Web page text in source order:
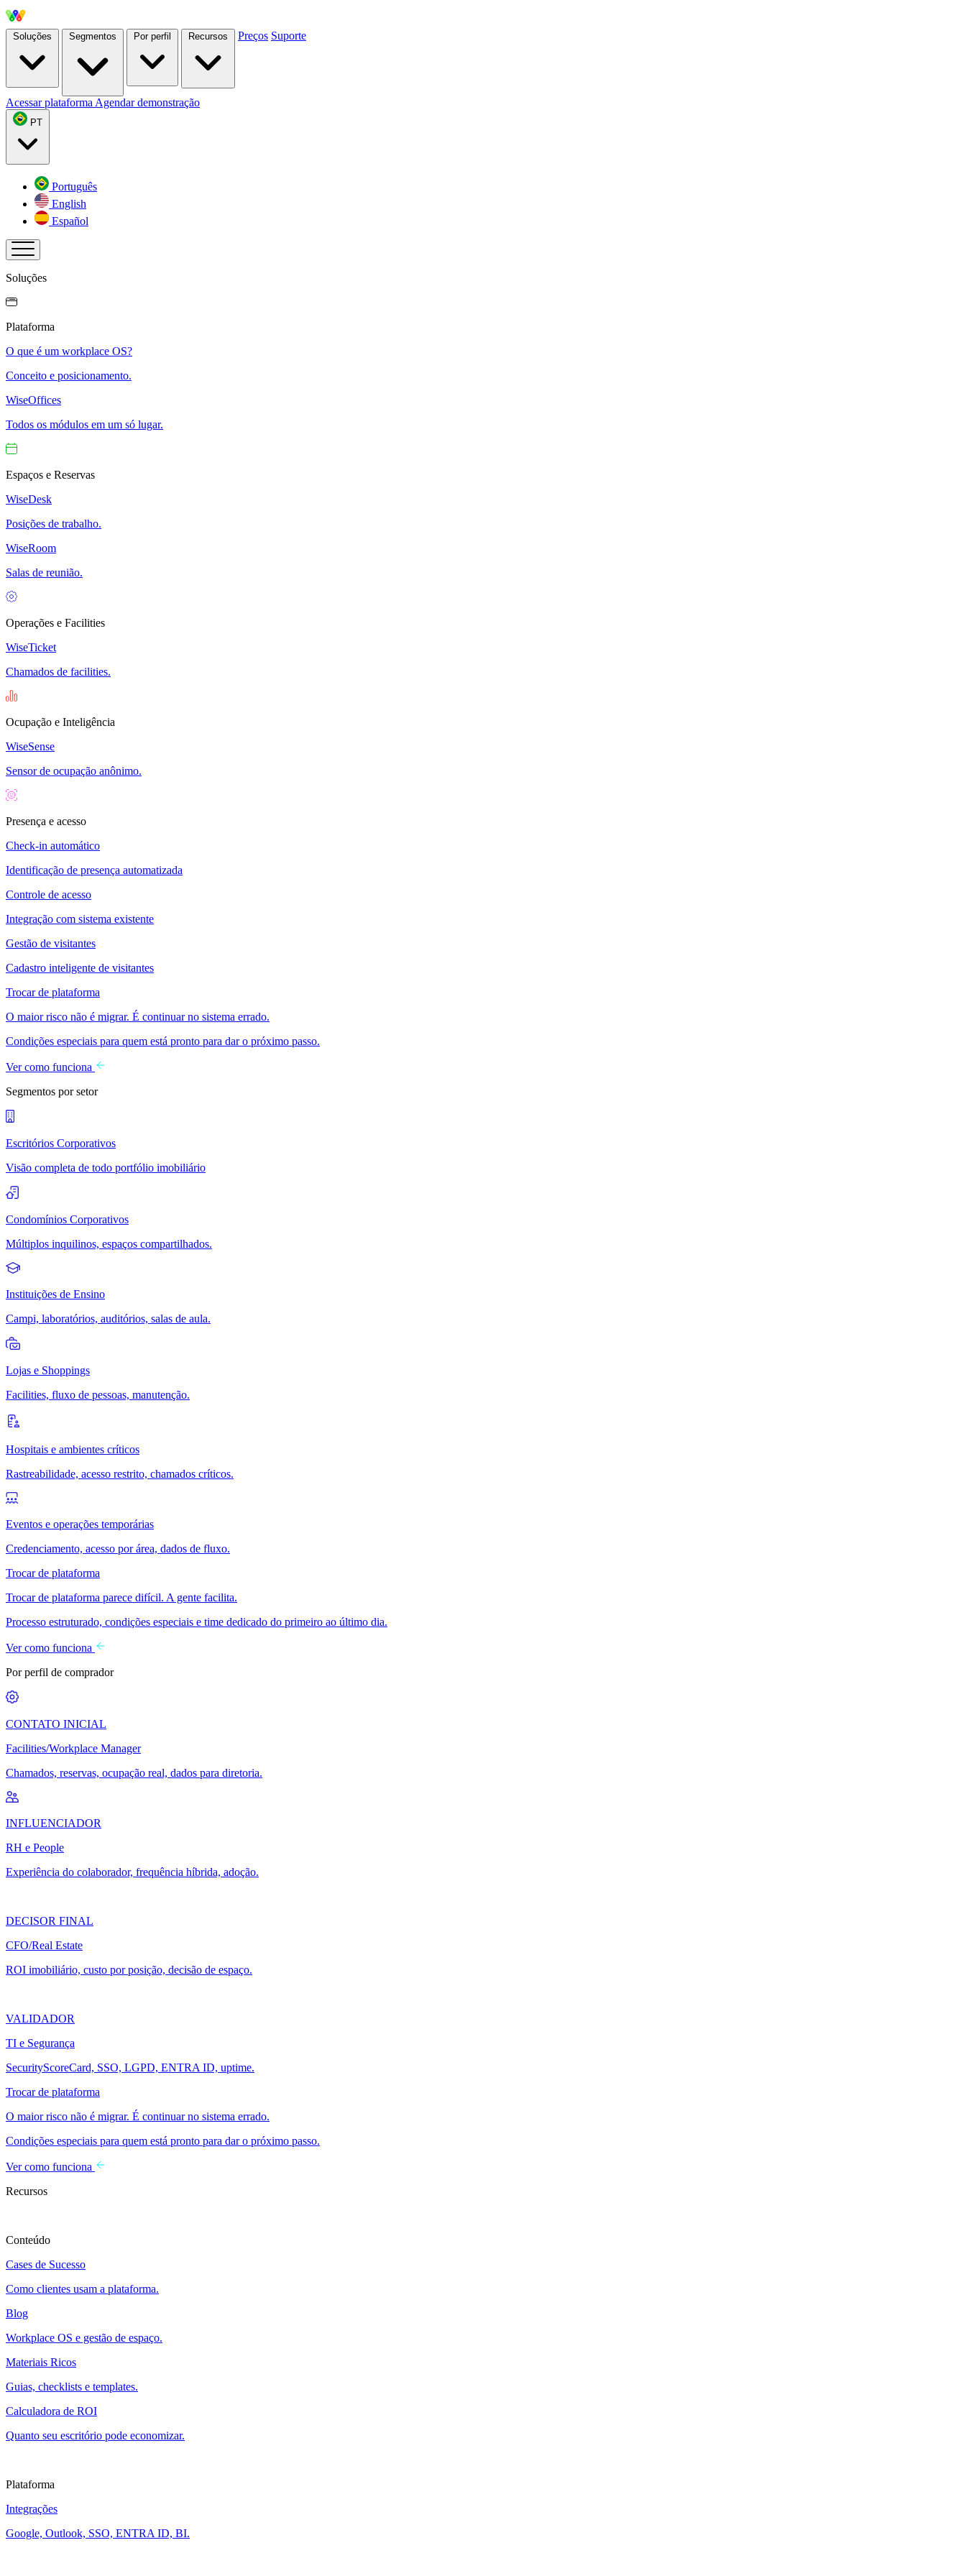
Soluções Segmentos Por perfil Recursos Preços Suporte
Acessar plataforma Agendar demonstração
PT
Português
English
Español
Soluções
Plataforma
O que é um workplace OS?
Conceito e posicionamento.
WiseOffices
Todos os módulos em um só lugar.
Espaços e Reservas
WiseDesk
Posições de trabalho.
WiseRoom
Salas de reunião.
Operações e Facilities
WiseTicket
Chamados de facilities.
Ocupação e Inteligência
WiseSense
Sensor de ocupação anônimo.
Presença e acesso
Check-in automático
Identificação de presença automatizada
Controle de acesso
Integração com sistema existente
Gestão de visitantes
Cadastro inteligente de visitantes
Trocar de plataforma
O maior risco não é migrar. É continuar no sistema errado.
Condições especiais para quem está pronto para dar o próximo passo.
Ver como funciona
Segmentos por setor
Escritórios Corporativos
Visão completa de todo portfólio imobiliário
Condomínios Corporativos
Múltiplos inquilinos, espaços compartilhados.
Instituições de Ensino
Campi, laboratórios, auditórios, salas de aula.
Lojas e Shoppings
Facilities, fluxo de pessoas, manutenção.
Hospitais e ambientes críticos
Rastreabilidade, acesso restrito, chamados críticos.
Eventos e operações temporárias
Credenciamento, acesso por área, dados de fluxo.
Trocar de plataforma
Trocar de plataforma parece difícil. A gente facilita.
Processo estruturado, condições especiais e time dedicado do primeiro ao último dia.
Ver como funciona
Por perfil de comprador
CONTATO INICIAL
Facilities/Workplace Manager
Chamados, reservas, ocupação real, dados para diretoria.
INFLUENCIADOR
RH e People
Experiência do colaborador, frequência híbrida, adoção.
DECISOR FINAL
CFO/Real Estate
ROI imobiliário, custo por posição, decisão de espaço.
VALIDADOR
TI e Segurança
SecurityScoreCard, SSO, LGPD, ENTRA ID, uptime.
Trocar de plataforma
O maior risco não é migrar. É continuar no sistema errado.
Condições especiais para quem está pronto para dar o próximo passo.
Ver como funciona
Recursos
Conteúdo
Cases de Sucesso
Como clientes usam a plataforma.
Blog
Workplace OS e gestão de espaço.
Materiais Ricos
Guias, checklists e templates.
Calculadora de ROI
Quanto seu escritório pode economizar.
Plataforma
Integrações
Google, Outlook, SSO, ENTRA ID, BI.